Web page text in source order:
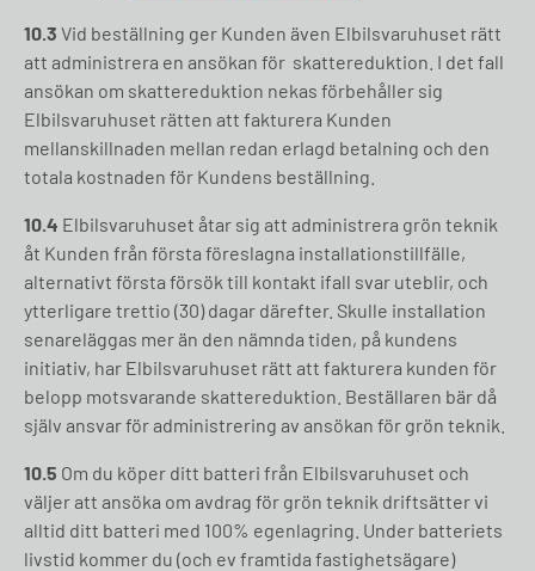
10.3 Vid beställning ger Kunden även Elbilsvaruhuset rätt
att administrera en ansökan för skattereduktion. I det fall
ansökan om skattereduktion nekas förbehåller sig
Elbilsvaruhuset rätten att fakturera Kunden
mellanskillnaden mellan redan erlagd betalning och den
totala kostnaden för Kundens beställning.
10.4 Elbilsvaruhuset åtar sig att administrera grön teknik
åt Kunden från första föreslagna installationstillfälle,
alternativt första försök till kontakt ifall svar uteblir, och
ytterligare trettio (30) dagar därefter. Skulle installation
senareläggas mer än den nämnda tiden, på kundens
initiativ, har Elbilsvaruhuset rätt att fakturera kunden för
belopp motsvarande skattereduktion. Beställaren bär då
själv ansvar för administrering av ansökan för grön teknik.
10.5 Om du köper ditt batteri från Elbilsvaruhuset och
väljer att ansöka om avdrag för grön teknik driftsätter vi
alltid ditt batteri med 100% egenlagring. Under batteriets
livstid kommer du (och ev framtida fastighetsägare)